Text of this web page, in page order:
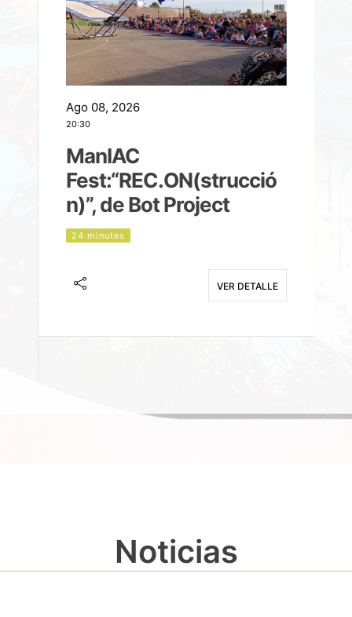
Ago 08, 2026
20:30
ManIAC
Fest:“REC.ON(strucció
n)”, de Bot Project
24 minutes
VER DETALLE
Noticias